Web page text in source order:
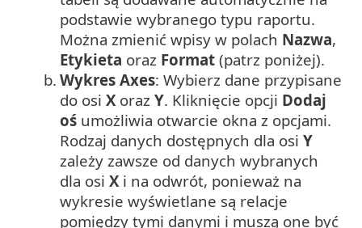
podstawie wybranego typu raportu.
Można zmienić wpisy w polach Nazwa,
Etykieta oraz Format (patrz poniżej).
b. Wykres Axes: Wybierz dane przypisane
do osi Xoraz Y. Kliknięcie opcji Dodaj
oś umożliwia otwarcie okna z opcjami.
Rodzaj danych dostępnych dla osi Y
zależy zawsze od danych wybranych
dla osi Xi na odwrót, ponieważ na
wykresie wyświetlane są relacje
pomiędzy tymi danymi i muszą one być